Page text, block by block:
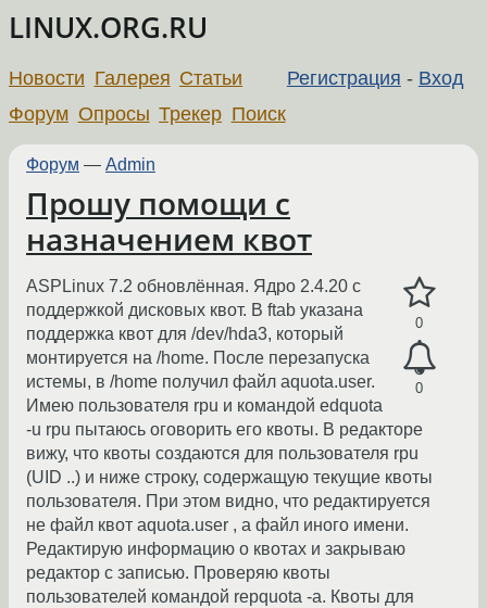
LINUX.ORG.RU
Регистрация - Вход
Новости Галерея Статьи
Форум Опросы Трекер Поиск
Форум — Admin
Прошу помощи с
назначением квот
0
0
ASPLinux 7.2 обновлённая. Ядро 2.4.20 с
поддержкой дисковых квот. В ftab указана
поддержка квот для /dev/hda3, который
монтируется на /home. После перезапуска
истемы, в /home получил файл aquota.user.
Имею пользователя rpu и командой edquota
-u rpu пытаюсь оговорить его квоты. В редакторе
вижу, что квоты создаются для пользователя rpu
(UID ..) и ниже строку, содержащую текущие квоты
пользователя. При этом видно, что редактируется
не файл квот aquota.user , а файл иного имени.
Редактирую информацию о квотах и закрываю
редактор с записью. Проверяю квоты
пользователей командой repquota -a. Квоты для